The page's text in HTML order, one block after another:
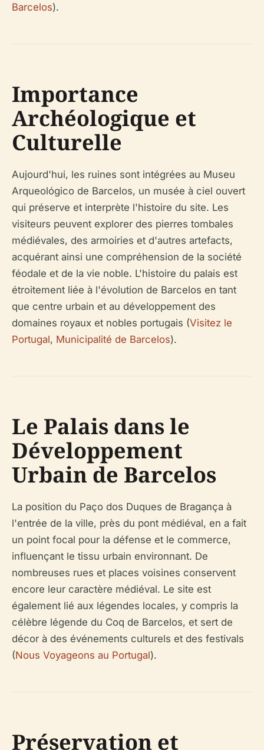
Barcelos).
Importance
Archéologique et
Culturelle
Aujourd'hui, les ruines sont intégrées au Museu
Arqueológico de Barcelos, un musée à ciel ouvert
qui préserve et interprète l'histoire du site. Les
visiteurs peuvent explorer des pierres tombales
médiévales, des armoiries et d'autres artefacts,
acquérant ainsi une compréhension de la société
féodale et de la vie noble. L'histoire du palais est
étroitement liée à l'évolution de Barcelos en tant
que centre urbain et au développement des
domaines royaux et nobles portugais (Visitez le
Portugal, Municipalité de Barcelos).
Le Palais dans le
Développement
Urbain de Barcelos
La position du Paço dos Duques de Bragança à
l'entrée de la ville, près du pont médiéval, en a fait
un point focal pour la défense et le commerce,
influençant le tissu urbain environnant. De
nombreuses rues et places voisines conservent
encore leur caractère médiéval. Le site est
également lié aux légendes locales, y compris la
célèbre légende du Coq de Barcelos, et sert de
décor à des événements culturels et des festivals
(Nous Voyageons au Portugal).
Préservation et